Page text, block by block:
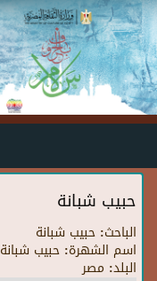
Skip to main content
حبيب شبانة
الباحث: حبيب شبانة
اسم الشهرة: حبيب شبانة
البلد: مصر